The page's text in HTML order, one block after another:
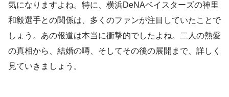
気になりますよね。特に、横浜DeNAベイスターズの神里
和毅選手との関係は、多くのファンが注目していたことで
しょう。あの報道は本当に衝撃的でしたよね。二人の熱愛
の真相から、結婚の噂、そしてその後の展開まで、詳しく
見ていきましょう。